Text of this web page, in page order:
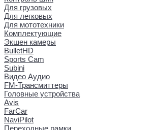
Для грузовых
Для легковых
Для мототехники
Комплектующие
Экшен камеры
BulletHD
Sports Cam
Subini
Видео Аудио
FM-Трансмиттеры
Головные устройства
Avis
FarCar
NaviPilot
Переходные рамки